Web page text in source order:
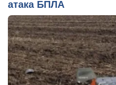
атака БПЛА